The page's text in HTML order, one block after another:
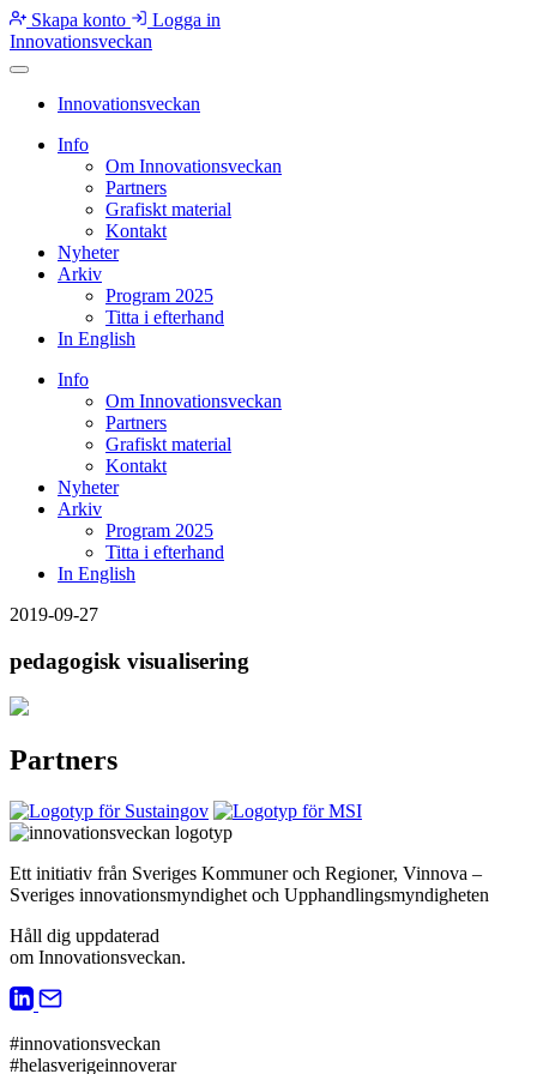
Skapa konto
Logga in
Innovationsveckan
Innovationsveckan
Info
Om Innovationsveckan
Partners
Grafiskt material
Kontakt
Nyheter
Arkiv
Program 2025
Titta i efterhand
In English
Info
Om Innovationsveckan
Partners
Grafiskt material
Kontakt
Nyheter
Arkiv
Program 2025
Titta i efterhand
In English
2019-09-27
pedagogisk visualisering
Partners
Ett initiativ från Sveriges Kommuner och Regioner, Vinnova –
Sveriges innovationsmyndighet och Upphandlingsmyndigheten
Håll dig uppdaterad
om Innovationsveckan.
#innovationsveckan
#helasverigeinnoverar